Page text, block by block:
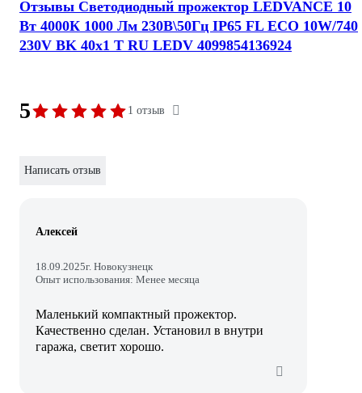
Отзывы Светодиодный прожектор LEDVANCE 10
Вт 4000К 1000 Лм 230В\50Гц IP65 FL ECO 10W/740
230V BK 40x1 T RU LEDV 4099854136924
5 1 отзыв
Написать отзыв
Алексей
18.09.2025г. Новокузнецк
Опыт использования: Менее месяца
Маленький компактный прожектор.
Качественно сделан. Установил в внутри
гаража, светит хорошо.